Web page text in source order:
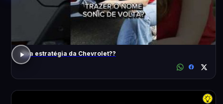
Boa estratégia da Chevrolet??